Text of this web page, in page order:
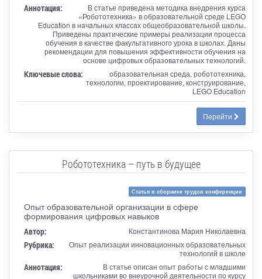
Аннотация:
В статье приведена методика внедрения курса
«Робототехника» в образовательной среде LEGO
Education в начальных классах общеобразовательной школы.
Приведены практические примеры реализации процесса
обучения в качестве факультативного урока в школах. Даны
рекомендации для повышения эффективности обучения на
основе цифровых образовательных технологий.
Ключевые слова:
образовательная среда, робототехника,
технологии, проектирование, конструирование,
LEGO Education
Перейти
Робототехника – путь в будущее
Статья в сборнике трудов конференции
Опыт образовательной организации в сфере
формирования цифровых навыков
Автор: Константинова Мария Николаевна
Рубрика:
Опыт реализации инновационных образовательных
технологий в школе
Аннотация:
В статье описан опыт работы с младшими
школьниками во внеурочной деятельности по курсу